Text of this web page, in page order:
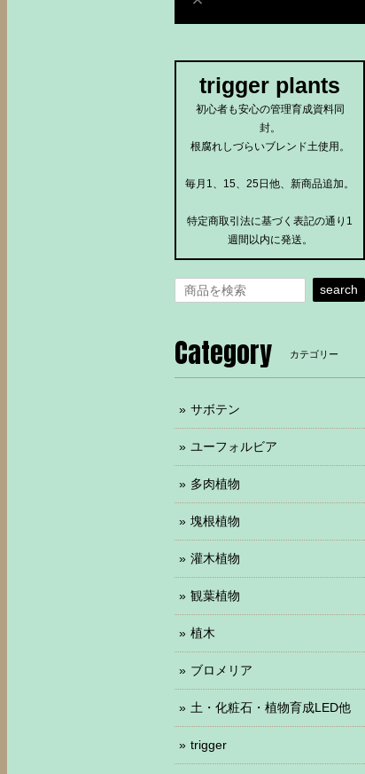
trigger plants
初心者も安心の管理育成資料同
封。
根腐れしづらいブレンド土使用。
毎月1、15、25日他、新商品追加。
特定商取引法に基づく表記の通り1
週間以内に発送。
search
Category カテゴリー
サボテン
ユーフォルビア
多肉植物
塊根植物
灌木植物
観葉植物
植木
ブロメリア
土・化粧石・植物育成LED他
trigger